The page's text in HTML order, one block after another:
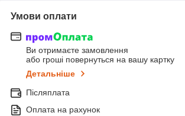
Умови оплати
Ви отримаєте замовлення
або гроші повернуться на вашу картку
Детальніше
Післяплата
Оплата на рахунок